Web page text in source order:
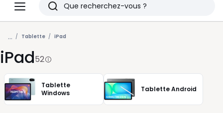
Menu
Redoute
Rechercher
Derniers
articles
vus
... Tablette iPad
iPad52
Tablette
Windows
Tablette Android